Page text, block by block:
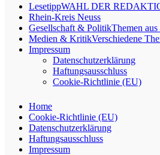
LesetippWAHL DER
Rhein-Kreis Neuss
Gesellschaft & PolitikThemen
Medien & KritikVerschiedene
Impressum
Datenschutzerklärung
Haftungsausschluss
Cookie-Richtlinie (EU)
Home
Cookie-Richtlinie (EU)
Datenschutzerklärung
Haftungsausschluss
Impressum